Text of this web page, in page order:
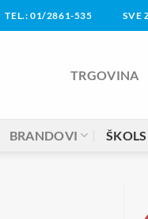
TEL.: 01/2861-535 SVE
TRGOVINA
BRANDOVI